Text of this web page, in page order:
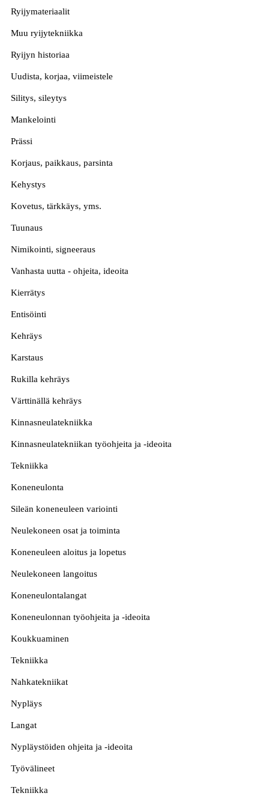
Ryijymateriaalit
Muu ryijytekniikka
Ryijyn historiaa
Uudista, korjaa, viimeistele
Silitys, sileytys
Mankelointi
Prässi
Korjaus, paikkaus, parsinta
Kehystys
Kovetus, tärkkäys, yms.
Tuunaus
Nimikointi, signeeraus
Vanhasta uutta - ohjeita, ideoita
Kierrätys
Entisöinti
Kehräys
Karstaus
Rukilla kehräys
Värttinällä kehräys
Kinnasneulatekniikka
Kinnasneulatekniikan työohjeita ja -ideoita
Tekniikka
Koneneulonta
Sileän koneneuleen variointi
Neulekoneen osat ja toiminta
Koneneuleen aloitus ja lopetus
Neulekoneen langoitus
Koneneulontalangat
Koneneulonnan työohjeita ja -ideoita
Koukkuaminen
Tekniikka
Nahkatekniikat
Nypläys
Langat
Nypläystöiden ohjeita ja -ideoita
Työvälineet
Tekniikka